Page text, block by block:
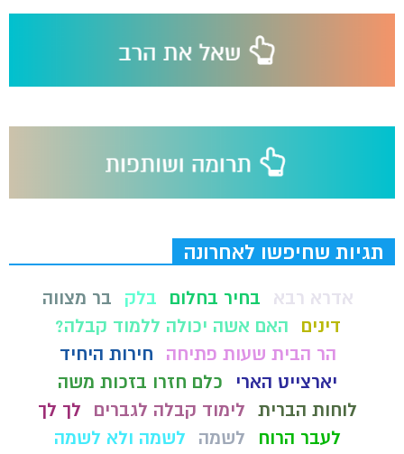
תגיות שחיפשו לאחרונה
אדרא רבא בחיר בחלום בלק
בר מצווה
דינים
האם אשה יכולה ללמוד קבלה?
הר הבית שעות פתיחה
חירות היחיד
יארצייט הארי
כלם חזרו בזכות משה
לוחות הברית לימוד קבלה לגברים
לך לך
לעבר הרוח
לשמה
לשמה ולא לשמה